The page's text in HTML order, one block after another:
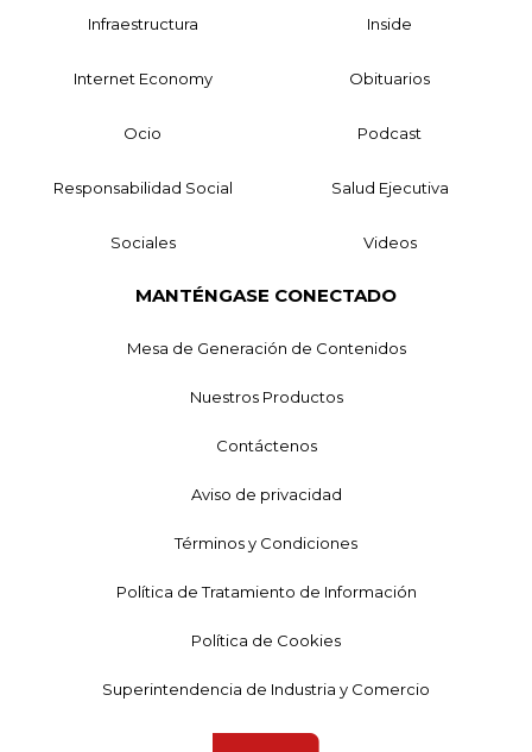
Infraestructura Inside
Internet Economy Obituarios
Ocio Podcast
Responsabilidad Social Salud Ejecutiva
Sociales Videos
MANTÉNGASE CONECTADO
Mesa de Generación de Contenidos
Nuestros Productos
Contáctenos
Aviso de privacidad
Términos y Condiciones
Política de Tratamiento de Información
Política de Cookies
Superintendencia de Industria y Comercio